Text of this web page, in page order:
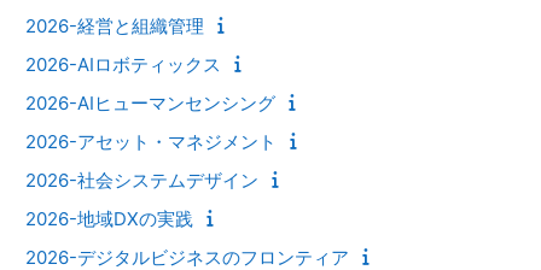
2026-経営と組織管理
2026-AIロボティックス
2026-AIヒューマンセンシング
2026-アセット・マネジメント
2026-社会システムデザイン
2026-地域DXの実践
2026-デジタルビジネスのフロンティア